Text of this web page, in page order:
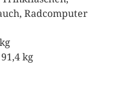
Radcomputer
kg